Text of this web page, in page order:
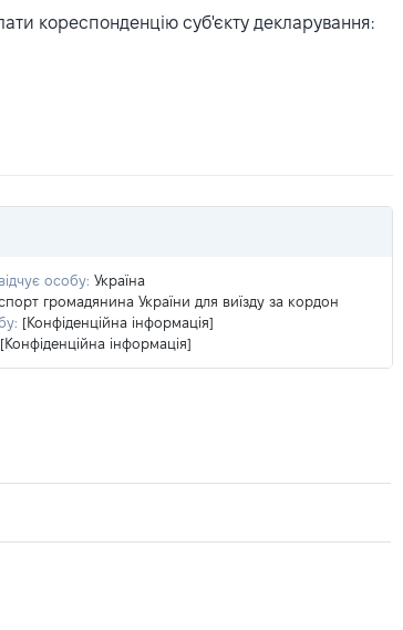
кореспонденцію суб'єкту декларування:
особу: Україна
громадянина України для виїзду за кордон
[Конфіденційна інформація]
[Конфіденційна інформація]